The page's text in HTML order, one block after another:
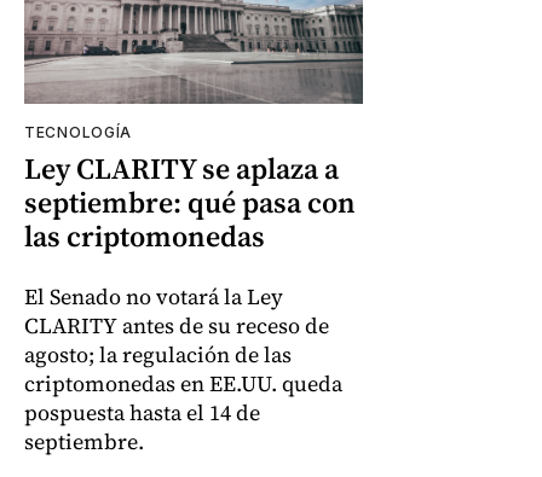
TECNOLOGÍA
Ley CLARITY se aplaza a
septiembre: qué pasa con
las criptomonedas
El Senado no votará la Ley
CLARITY antes de su receso de
agosto; la regulación de las
criptomonedas en EE.UU. queda
pospuesta hasta el 14 de
septiembre.